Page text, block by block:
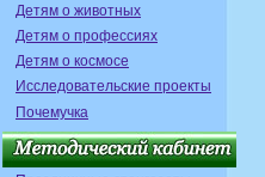
Детям о животных
Детям о профессиях
Детям о космосе
Исследовательские проекты
Почемучка